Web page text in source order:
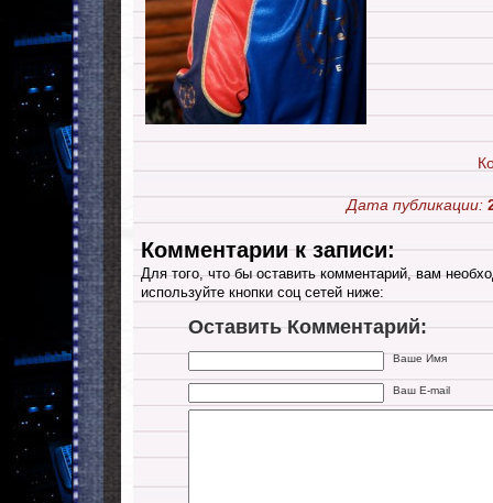
Дата публикации:
Комментарии к записи:
Для того, что бы оставить комментарий, вам
используйте кнопки соц сетей ниже:
Оставить Комментарий:
Ваше Имя
Ваш E-mail